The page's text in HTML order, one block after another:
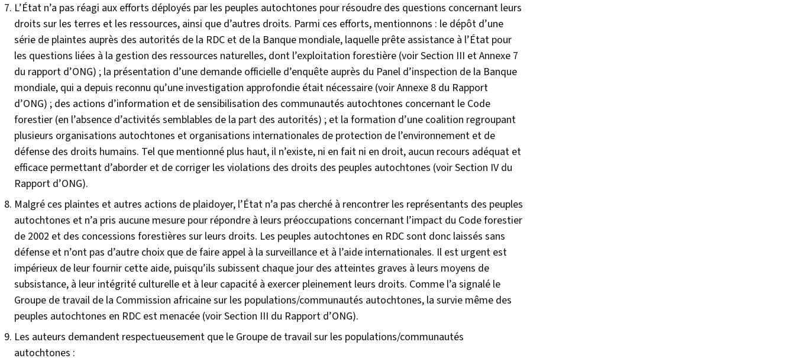
L’État n’a pas réagi aux efforts déployés par les peuples autochtones pour résoudre des questions concernant leurs
droits sur les terres et les ressources, ainsi que d’autres droits. Parmi ces efforts, mentionnons : le dépôt d’une
série de plaintes auprès des autorités de la RDC et de la Banque mondiale, laquelle prête assistance à l’État pour
les questions liées à la gestion des ressources naturelles, dont l’exploitation forestière (voir Section III et Annexe 7
du rapport d’ONG) ; la présentation d’une demande officielle d’enquête auprès du Panel d’inspection de la Banque
mondiale, qui a depuis reconnu qu’une investigation approfondie était nécessaire (voir Annexe 8 du Rapport
d’ONG) ; des actions d’information et de sensibilisation des communautés autochtones concernant le Code
forestier (en l’absence d’activités semblables de la part des autorités) ; et la formation d’une coalition regroupant
plusieurs organisations autochtones et organisations internationales de protection de l’environnement et de
défense des droits humains. Tel que mentionné plus haut, il n’existe, ni en fait ni en droit, aucun recours adéquat et
efficace permettant d’aborder et de corriger les violations des droits des peuples autochtones (voir Section IV du
Rapport d’ONG).
Malgré ces plaintes et autres actions de plaidoyer, l’État n’a pas cherché à rencontrer les représentants des peuples
autochtones et n’a pris aucune mesure pour répondre à leurs préoccupations concernant l’impact du Code forestier
de 2002 et des concessions forestières sur leurs droits. Les peuples autochtones en RDC sont donc laissés sans
défense et n’ont pas d’autre choix que de faire appel à la surveillance et à l’aide internationales. Il est urgent est
impérieux de leur fournir cette aide, puisqu’ils subissent chaque jour des atteintes graves à leurs moyens de
subsistance, à leur intégrité culturelle et à leur capacité à exercer pleinement leurs droits. Comme l’a signalé le
Groupe de travail de la Commission africaine sur les populations/communautés autochtones, la survie même des
peuples autochtones en RDC est menacée (voir Section III du Rapport d’ONG).
Les auteurs demandent respectueusement que le Groupe de travail sur les populations/communautés
autochtones :